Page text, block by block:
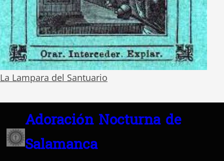
La Lampara del Santuario
Adoración Nocturna de
Salamanca